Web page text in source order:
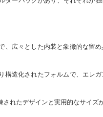
れたデザインと実用的なサイズ